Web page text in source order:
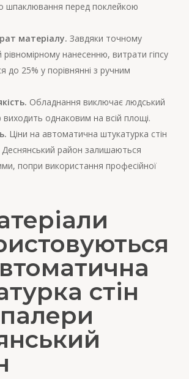
шпаклювання перед поклейкою
матеріалу. Завдяки точному
нанесенню, витрати гіпсу
до 25% у порівнянні з ручним
Обладнання виключає людський
однаковим на всій площі.
Ціни на автоматична штукатурка стін
Деснянський район залишаються
попри використання професійної
стін